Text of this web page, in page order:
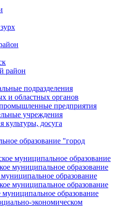
район
подразделения
и областных органов
предприятия
учреждения
культуры, досуга
образование "город
муниципальное образование
муниципальное образование
образование
муниципальное образование
образование
экономическом